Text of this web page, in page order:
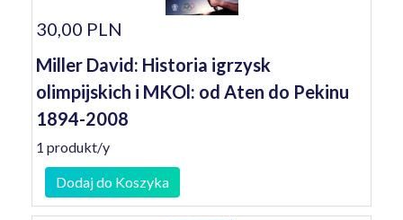
30,00 PLN
Miller David: Historia igrzysk
olimpijskich i MKOl: od Aten do Pekinu
1894-2008
1 produkt/y
Dodaj do Koszyka